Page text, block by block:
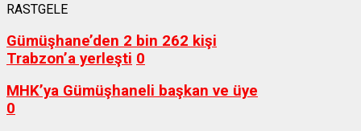
RASTGELE
Gümüşhane’den 2 bin 262 kişi
Trabzon’a yerleşti 0
MHK’ya Gümüşhaneli başkan ve üye
0